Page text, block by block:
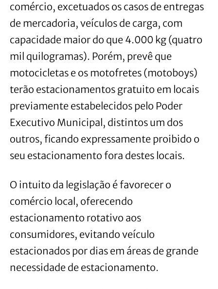
comércio, excetuados os casos de entregas
de mercadoria, veículos de carga, com
capacidade maior do que 4.000 kg (quatro
mil quilogramas). Porém, prevê que
motocicletas e os motofretes (motoboys)
terão estacionamentos gratuito em locais
previamente estabelecidos pelo Poder
Executivo Municipal, distintos um dos
outros, ficando expressamente proibido o
seu estacionamento fora destes locais.
O intuito da legislação é favorecer o
comércio local, oferecendo
estacionamento rotativo aos
consumidores, evitando veículo
estacionados por dias em áreas de grande
necessidade de estacionamento.